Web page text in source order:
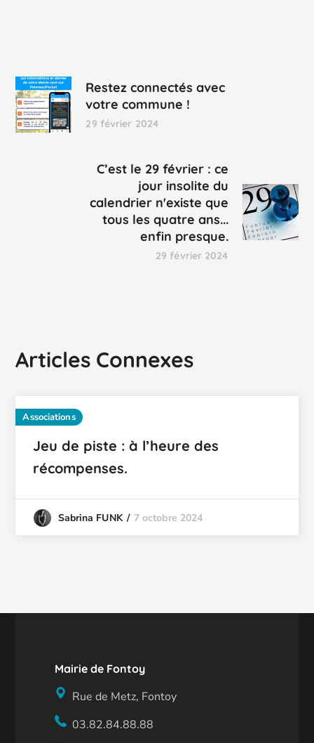
Restez connectés avec
votre commune !
29 février 2024
C’est le 29 février : ce
jour insolite du
calendrier n'existe que
tous les quatre ans...
enfin presque.
29 février 2024
Articles Connexes
Associations
Jeu de piste : à l’heure des
récompenses.
Sabrina FUNK 7 octobre 2024
Mairie de Fontoy
Rue de Metz, Fontoy
03.82.84.88.88